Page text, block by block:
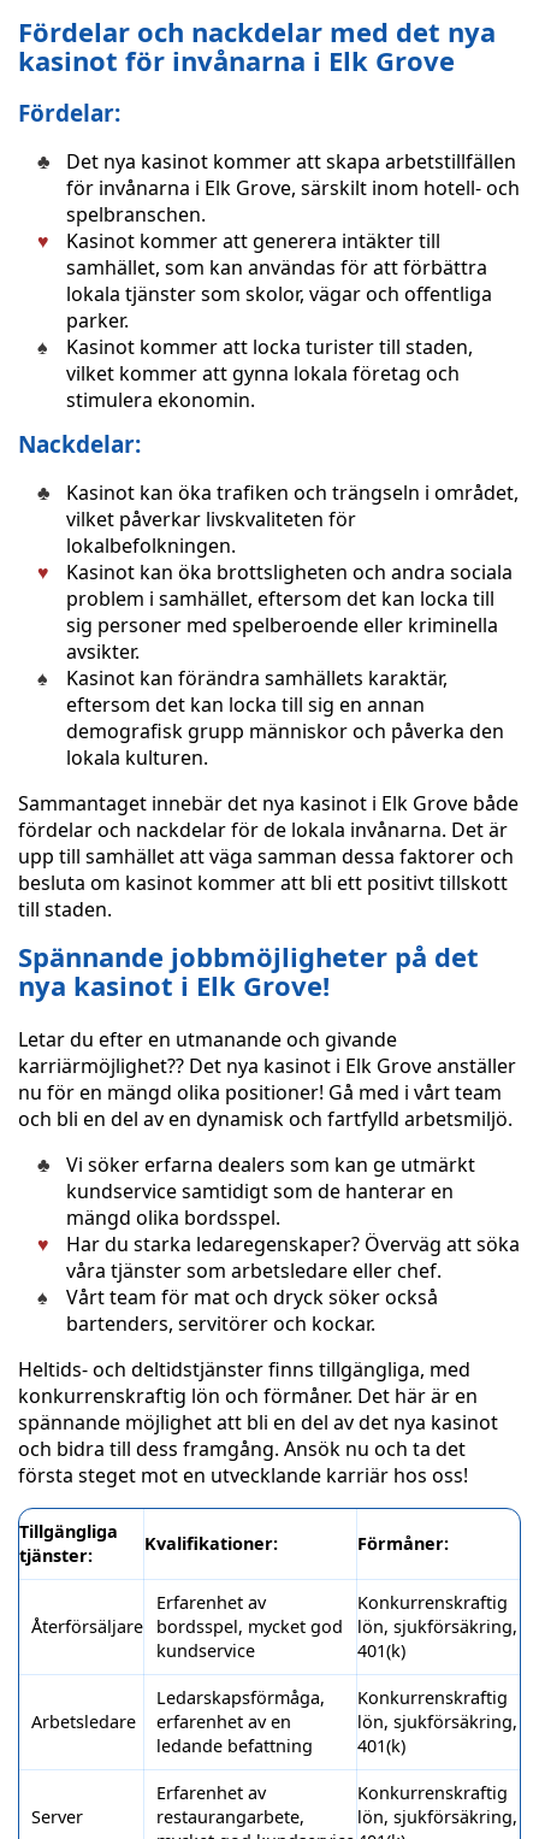
Fördelar och nackdelar med det nya
kasinot för invånarna i Elk Grove
Fördelar:
Det nya kasinot kommer att skapa arbetstillfällen
för invånarna i Elk Grove, särskilt inom hotell- och
spelbranschen.
Kasinot kommer att generera intäkter till
samhället, som kan användas för att förbättra
lokala tjänster som skolor, vägar och offentliga
parker.
Kasinot kommer att locka turister till staden,
vilket kommer att gynna lokala företag och
stimulera ekonomin.
Nackdelar:
Kasinot kan öka trafiken och trängseln i området,
vilket påverkar livskvaliteten för
lokalbefolkningen.
Kasinot kan öka brottsligheten och andra sociala
problem i samhället, eftersom det kan locka till
sig personer med spelberoende eller kriminella
avsikter.
Kasinot kan förändra samhällets karaktär,
eftersom det kan locka till sig en annan
demografisk grupp människor och påverka den
lokala kulturen.
Sammantaget innebär det nya kasinot i Elk Grove både
fördelar och nackdelar för de lokala invånarna. Det är
upp till samhället att väga samman dessa faktorer och
besluta om kasinot kommer att bli ett positivt tillskott
till staden.
Spännande jobbmöjligheter på det
nya kasinot i Elk Grove!
Letar du efter en utmanande och givande
karriärmöjlighet?? Det nya kasinot i Elk Grove anställer
nu för en mängd olika positioner! Gå med i vårt team
och bli en del av en dynamisk och fartfylld arbetsmiljö.
Vi söker erfarna dealers som kan ge utmärkt
kundservice samtidigt som de hanterar en
mängd olika bordsspel.
Har du starka ledaregenskaper? Överväg att söka
våra tjänster som arbetsledare eller chef.
Vårt team för mat och dryck söker också
bartenders, servitörer och kockar.
Heltids- och deltidstjänster finns tillgängliga, med
konkurrenskraftig lön och förmåner. Det här är en
spännande möjlighet att bli en del av det nya kasinot
och bidra till dess framgång. Ansök nu och ta det
första steget mot en utvecklande karriär hos oss!
Tillgängliga
tjänster:
Kvalifikationer: Förmåner:
Återförsäljare
Erfarenhet av
bordsspel, mycket god
kundservice
Konkurrenskraftig
lön, sjukförsäkring,
401(k)
Arbetsledare
Ledarskapsförmåga,
erfarenhet av en
ledande befattning
Konkurrenskraftig
lön, sjukförsäkring,
401(k)
Server
Erfarenhet av
restaurangarbete,
Konkurrenskraftig
lön, sjukförsäkring,